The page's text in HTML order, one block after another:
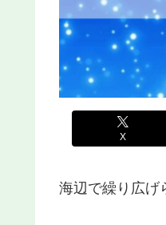
X
海辺で繰り広げ